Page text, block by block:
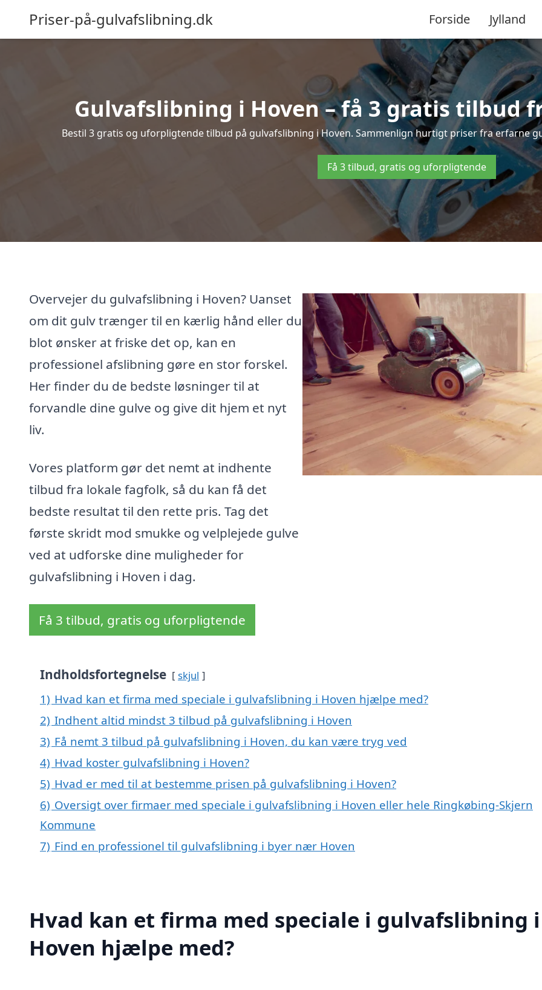
Priser-på-gulvafslibning.dk Forside Jylland
Gulvafslibning i Hoven – få 3 gratis tilbud
Bestil 3 gratis og uforpligtende tilbud på gulvafslibning i Hoven. Sammenlign hurtigt priser fra erfarne
Få 3 tilbud, gratis og uforpligtende
Overvejer du gulvafslibning i Hoven? Uanset
om dit gulv trænger til en kærlig hånd eller du
blot ønsker at friske det op, kan en
professionel afslibning gøre en stor forskel.
Her finder du de bedste løsninger til at
forvandle dine gulve og give dit hjem et nyt
liv.
Vores platform gør det nemt at indhente
tilbud fra lokale fagfolk, så du kan få det
bedste resultat til den rette pris. Tag det
første skridt mod smukke og velplejede gulve
ved at udforske dine muligheder for
gulvafslibning i Hoven i dag.
Få 3 tilbud, gratis og uforpligtende
Indholdsfortegnelse skjul
1) Hvad kan et firma med speciale i gulvafslibning i Hoven hjælpe med?
2) Indhent altid mindst 3 tilbud på gulvafslibning i Hoven
3) Få nemt 3 tilbud på gulvafslibning i Hoven, du kan være tryg ved
4) Hvad koster gulvafslibning i Hoven?
5) Hvad er med til at bestemme prisen på gulvafslibning i Hoven?
6) Oversigt over firmaer med speciale i gulvafslibning i Hoven eller hele Ringkøbing-Skjern
Kommune
7) Find en professionel til gulvafslibning i byer nær Hoven
Hvad kan et firma med speciale i gulvafslibning i
Hoven hjælpe med?